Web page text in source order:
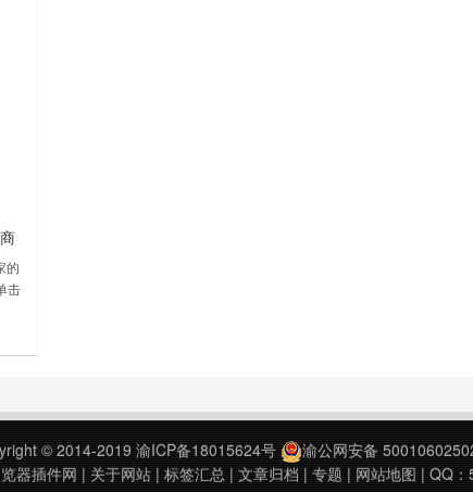
的
击
© 2014-2019 渝ICP备18015624号
渝公网安备
器插件网 | 关于网站| 标签汇总| 文章归档 | 专题 | 网站地图 | QQ